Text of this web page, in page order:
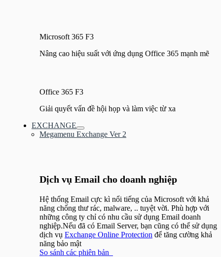
Microsoft 365 F3
Nâng cao hiệu suất với ứng dụng Office 365 mạnh mẽ
Office 365 F3
Giải quyết vấn đề hội họp và làm việc từ xa
EXCHANGE
Bật/tắt
Menu
Megamenu Exchange Ver 2
Dịch vụ Email cho doanh nghiệp
Hệ thống Email cực kì nổi tiếng của Microsoft với khả
năng chống thư rác, malware, .. tuyệt vời. Phù hợp với
những công ty chỉ có nhu cầu sử dụng Email doanh
nghiệp.Nếu đã có Email Server, bạn cũng có thể sử dụng
dịch vụ Exchange Online Protection để tăng cường khả
năng bảo mật
So sánh các phiên bản